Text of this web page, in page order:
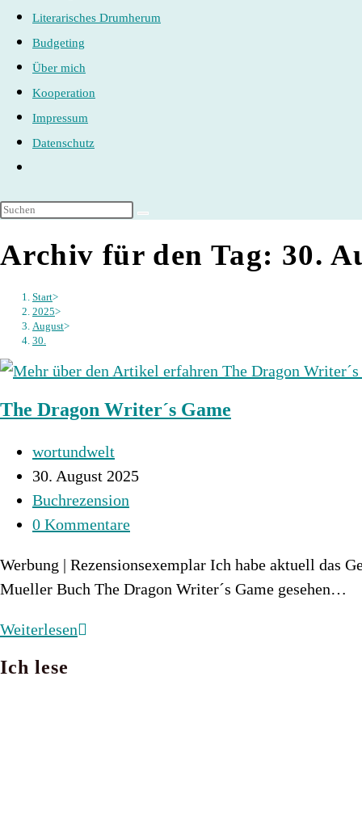
Literarisches Drumherum
Budgeting
Über mich
Kooperation
Impressum
Datenschutz
umschalten
Archiv für den Tag: 30.
Start>
2025>
August>
30.
The Dragon Writer´s Game
Beitrags-
Autor:
wortundwelt
Beitrag
veröffentlicht:
30. August 2025
Beitrags-
Kategorie:
Buchrezension
Beitrags-
0 Kommentare
Werbung | Rezensionsexemplar Ich habe aktuell das
Mueller Buch The Dragon Writer´s Game gesehen…
WeiterlesenThe
Ich lese